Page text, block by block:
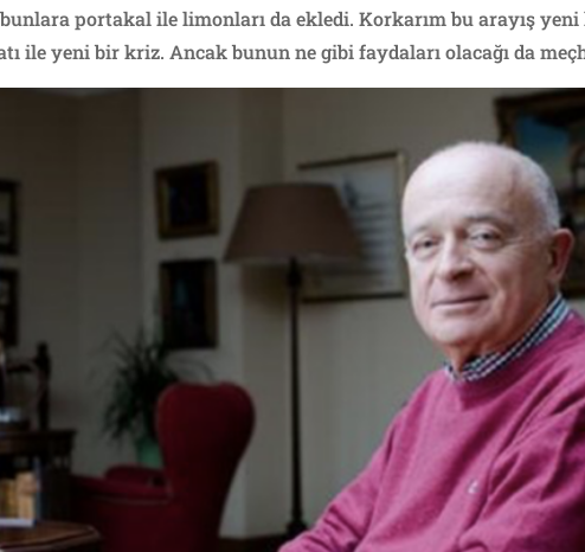
portakal ile limonları da ekledi. Korkarım bu arayış
ile yeni bir kriz. Ancak bunun ne gibi faydaları olacağı da